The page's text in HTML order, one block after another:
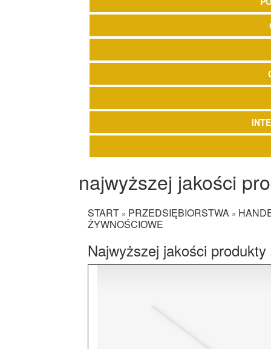
najwyższej jakości
START » PRZEDSIĘBIORSTWA »
ŻYWNOŚCIOWE
Najwyższej jakości